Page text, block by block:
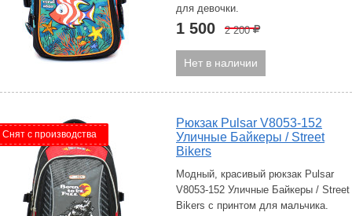
для девочки.
1 500 2 200Р
Нет в наличии
Снят с производства
Рюкзак Pulsar V8053-152
Уличные Байкеры / Street
Bikers
Модный, красивый рюкзак Pulsar
V8053-152 Уличные Байкеры / Street
Bikers с принтом для мальчика.